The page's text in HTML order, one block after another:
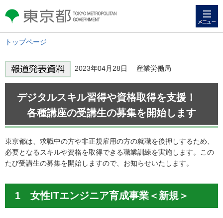
東京都 TOKYO METROPOLITAN
GOVERNMENT
トップページ
2023年04月28日 産業労働局
デジタルスキル習得や資格取得を支援！
各種講座の受講生の募集を開始します
東京都は、求職中の方や非正規雇用の方の就職を後押しするため、
必要となるスキルや資格を取得できる職業訓練を実施します。この
たび受講生の募集を開始しますので、お知らせいたします。
1 女性ITエンジニア育成事業＜新規＞